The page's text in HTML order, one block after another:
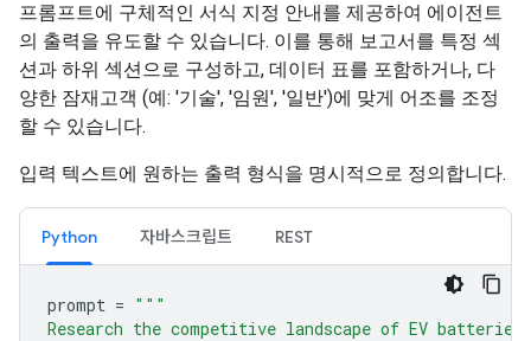
프롬프트에 구체적인 서식 지정 안내를 제공하여 에이전트
의 출력을 유도할 수 있습니다. 이를 통해 보고서를 특정 섹
션과 하위 섹션으로 구성하고, 데이터 표를 포함하거나, 다
양한 잠재고객 (예: '기술', '임원', '일반')에 맞게 어조를 조정
할 수 있습니다.
입력 텍스트에 원하는 출력 형식을 명시적으로 정의합니다.
Python 자바스크립트 REST
prompt = """
Research the competitive landscape of EV batteries.